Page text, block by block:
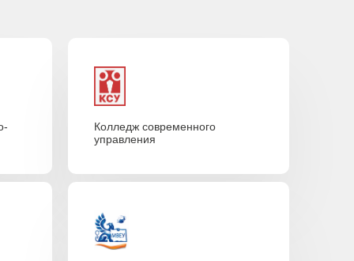
Колледж современного
управления